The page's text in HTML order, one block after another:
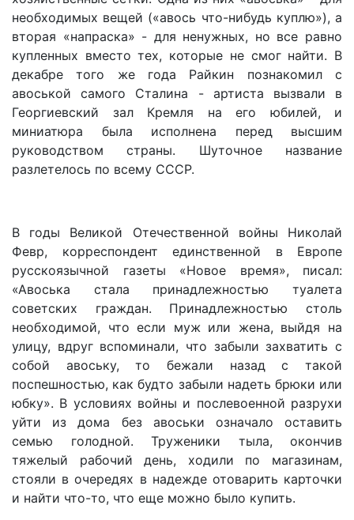
необходимых вещей («авось что-нибудь куплю»), а
вторая «напраска» - для ненужных, но все равно
купленных вместо тех, которые не смог найти. В
декабре того же года Райкин познакомил с
авоськой самого Сталина - артиста вызвали в
Георгиевский зал Кремля на его юбилей, и
миниатюра была исполнена перед высшим
руководством страны. Шуточное название
разлетелось по всему СССР.
В годы Великой Отечественной войны Николай
Февр, корреспондент единственной в Европе
русскоязычной газеты «Новое время», писал:
«Авоська стала принадлежностью туалета
советских граждан. Принадлежностью столь
необходимой, что если муж или жена, выйдя на
улицу, вдруг вспоминали, что забыли захватить с
собой авоську, то бежали назад с такой
поспешностью, как будто забыли надеть брюки или
юбку». В условиях войны и послевоенной разрухи
уйти из дома без авоськи означало оставить
семью голодной. Труженики тыла, окончив
тяжелый рабочий день, ходили по магазинам,
стояли в очередях в надежде отоварить карточки
и найти что-то, что еще можно было купить.